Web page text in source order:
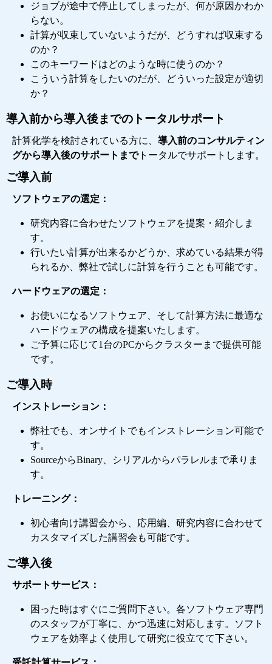
ジョブが途中で停止してしまったが、何が原因かわか
らない。
計算が収束していないようだが、どうすれば収束する
のか？
このキーワードはどのような時に使うのか？
こういう計算をしたいのだが、どういった設定が適切
か？
導入前から導入後までのトータルサポート
計算化学を検討されている方に、 導入前のコンサルティン
グから導入後のサポートまでトータルでサポートします。
ご導入前
ソフトウェアの選定：
研究内容に合わせたソフトウェアを提案・紹介しま
す。
行いたい計算が出来るかどうか、求めている結果が得
られるか、弊社で試しに計算を行うことも可能です。
ハードウェアの選定：
お使いになるソフトウェア、そして計算方法に最適な
ハードウェアの構成を提案いたします。
ご予算に応じて1台のPCからクラスターまで提供可能
です。
ご導入時
インストレーション：
弊社でも、オンサイトでもインストレーション可能で
す。
SourceからBinary、シリアルからパラレルまで承りま
す。
トレーニング：
初心者向け講習会から、応用編、研究内容に合わせて
カスタマイズした講習会も可能です。
ご導入後
サポートサービス：
困った時はすぐにご質問下さい。各ソフトウェア専門
のスタッフが丁寧に、かつ迅速に対応します。ソフト
ウェアを効率よく使用して研究に役立てて下さい。